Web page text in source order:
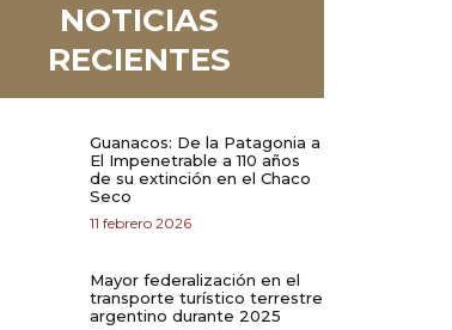
NOTICIAS
RECIENTES
Guanacos: De la Patagonia a
El Impenetrable a 110 años
de su extinción en el Chaco
Seco
11 febrero 2026
Mayor federalización en el
transporte turístico terrestre
argentino durante 2025